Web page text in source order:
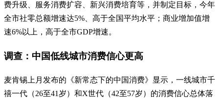
费升级、服务消费扩容、新兴消费培育等，并制定目标，今年
全市社零总额增速达5%、高于全国平均水平；商业增加值增
速6%以上，高于全市GDP增速。
调查：中国低线城市消费信心更高
麦肯锡上月发布的《新常态下的中国消费》显示，一线城市千
禧一代（26至41岁）和X世代（42至57岁）的消费信心总体落